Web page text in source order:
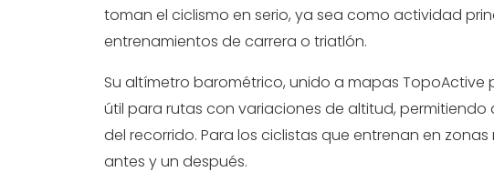
toman el ciclismo en serio, ya sea como actividad
entrenamientos de carrera o triatlón.
Su altímetro barométrico, unido a mapas
útil para rutas con variaciones de altitud,
del recorrido. Para los ciclistas que entrenan en
antes y un después.